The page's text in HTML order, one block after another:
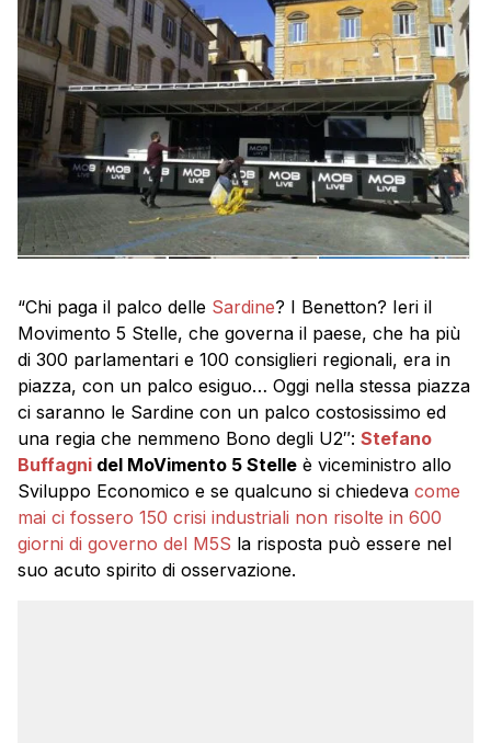
“Chi paga il palco delle Sardine? I Benetton? Ieri il
Movimento 5 Stelle, che governa il paese, che ha più
di 300 parlamentari e 100 consiglieri regionali, era in
piazza, con un palco esiguo… Oggi nella stessa piazza
ci saranno le Sardine con un palco costosissimo ed
una regia che nemmeno Bono degli U2″: Stefano
Buffagni del MoVimento 5 Stelle è viceministro allo
Sviluppo Economico e se qualcuno si chiedeva come
mai ci fossero 150 crisi industriali non risolte in 600
giorni di governo del M5S la risposta può essere nel
suo acuto spirito di osservazione.